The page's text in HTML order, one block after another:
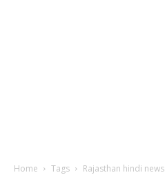
Home Tags Rajasthan hindi news